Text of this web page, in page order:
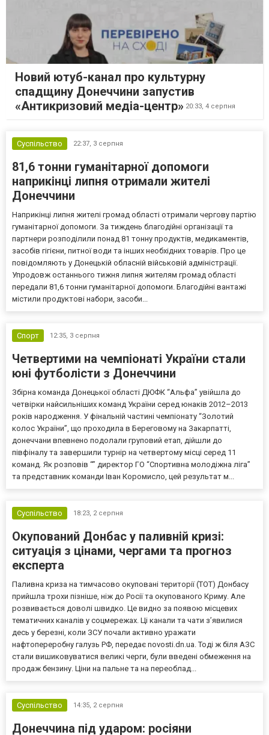
Новий ютуб-канал про культурну
спадщину Донеччини запустив
«Антикризовий медіа-центр» 20:33, 4 серпня
Суспільство 22:37, 3 серпня
81,6 тонни гуманітарної допомоги
наприкінці липня отримали жителі
Донеччини
Наприкінці липня жителі громад області отримали чергову партію
гуманітарної допомоги. За тиждень благодійні організації та
партнери розподілили понад 81 тонну продуктів, медикаментів,
засобів гігієни, питної води та інших необхідних товарів. Про це
повідомляють у Донецькій обласній військовій адміністрації.
Упродовж останнього тижня липня жителям громад області
передали 81,6 тонни гуманітарної допомоги. Благодійні вантажі
містили продуктові набори, засоби...
Спорт 12:35, 3 серпня
Четвертими на чемпіонаті України стали
юні футболісти з Донеччини
Збірна команда Донецької області ДЮФК “Альфа” увійшла до
четвірки найсильніших команд України серед юнаків 2012–2013
років народження. У фінальній частині чемпіонату “Золотий
колос України”, що проходила в Береговому на Закарпатті,
донеччани впевнено подолали груповий етап, дійшли до
півфіналу та завершили турнір на четвертому місці серед 11
команд. Як розповів “” директор ГО “Спортивна молодіжна ліга”
та представник команди Іван Коромисло, цей результат м...
Суспільство 18:23, 2 серпня
Окупований Донбас у паливній кризі:
ситуація з цінами, чергами та прогноз
експерта
Паливна криза на тимчасово окуповані території (ТОТ) Донбасу
прийшла трохи пізніше, ніж до Росії та окупованого Криму. Але
розвивається доволі швидко. Це видно за появою місцевих
тематичних каналів у соцмережах. Ці канали та чати з’явилися
десь у березні, коли ЗСУ почали активно уражати
нафтопереробну галузь РФ, передає novosti.dn.ua. Тоді ж біля АЗС
стали вишиковуватися великі черги, були введені обмеження на
продаж бензину. Ціни на пальне та на переоблад...
Суспільство 14:35, 2 серпня
Донеччина під ударом: росіяни